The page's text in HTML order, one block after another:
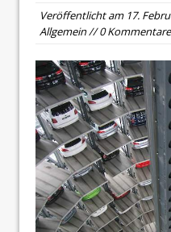
Veröffentlicht am 17.
Allgemein// 0 Kommentare